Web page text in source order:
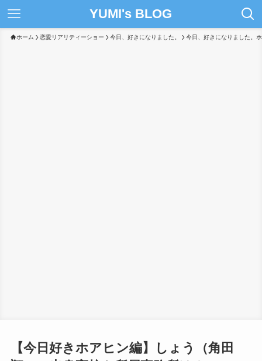
YUMI's BLOG
ホーム 恋愛リアリティーショー 今日、好きになりました。 今日、好きになりました。
【今日好きホアヒン編】しょう（角田